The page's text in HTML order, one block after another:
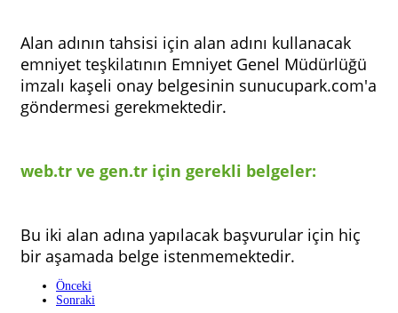
Alan adının tahsisi için alan adını kullanacak
emniyet teşkilatının Emniyet Genel Müdürlüğü
imzalı kaşeli onay belgesinin sunucupark.com'a
göndermesi gerekmektedir.
web.tr ve gen.tr için gerekli belgeler:
Bu iki alan adına yapılacak başvurular için hiç
bir aşamada belge istenmemektedir.
Önceki
Sonraki